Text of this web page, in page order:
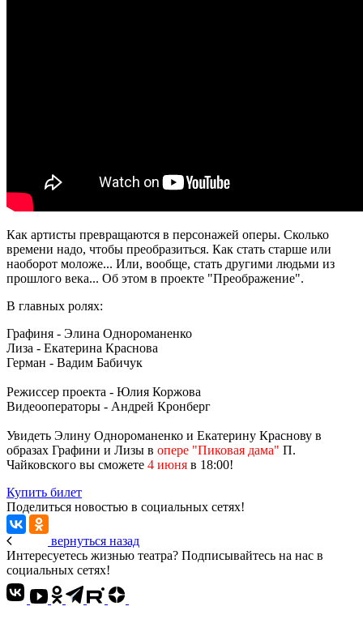
Как артисты превращаются в персонажей оперы. Сколько
времени надо, чтобы преобразиться. Как стать старше или
наоборот моложе... Или, вообще, стать другими людьми из
прошлого века... Об этом в проекте "Преображение".
В главных ролях:
Графиня - Элина Однороманенко
Лиза - Екатерина Краснова
Герман - Вадим Бабичук
Режиссер проекта - Юлия Коржова
Видеооператоры - Андрей Кронберг
Увидеть Элину Однороманенко и Екатерину Краснову в
образах Графини и Лизы в опере "Пиковая дама" П.
Чайковского вы сможете 4 июня в 18:00!
Купить билет
Поделиться новостью в социальных сетях!
вернуться назад
Интересуетесь жизнью театра? Подписывайтесь на нас в
социальных сетях!